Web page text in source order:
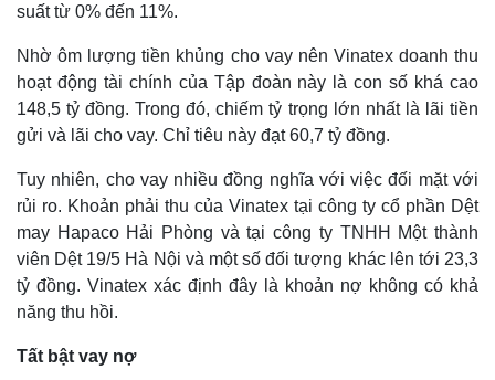
Thế giới
Quan sát
Cuộc sống đó đây
Hồ sơ
Multimedia
Video
Ảnh
E-Magazine
Infographic
suất từ 0% đến 11%.
Nhờ ôm lượng tiền khủng cho vay nên Vinatex doanh thu
hoạt động tài chính của Tập đoàn này là con số khá cao
148,5 tỷ đồng. Trong đó, chiếm tỷ trọng lớn nhất là lãi tiền
gửi và lãi cho vay. Chỉ tiêu này đạt 60,7 tỷ đồng.
Tuy nhiên, cho vay nhiều đồng nghĩa với việc đối mặt với
rủi ro. Khoản phải thu của Vinatex tại công ty cổ phần Dệt
may Hapaco Hải Phòng và tại công ty TNHH Một thành
viên Dệt 19/5 Hà Nội và một số đối tượng khác lên tới 23,3
tỷ đồng. Vinatex xác định đây là khoản nợ không có khả
năng thu hồi.
Tất bật vay nợ